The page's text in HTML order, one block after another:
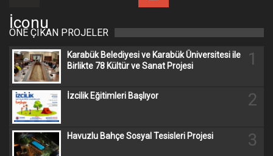
ÖNE ÇIKAN PROJELER
Karabük Belediyesi ve Karabük Üniversitesi ile
Birlikte 78 Kültür ve Sanat Projesi
1
İzcilik Eğitimleri Başlıyor 2
Havuzlu Bahçe Sosyal Tesisleri Projesi 3